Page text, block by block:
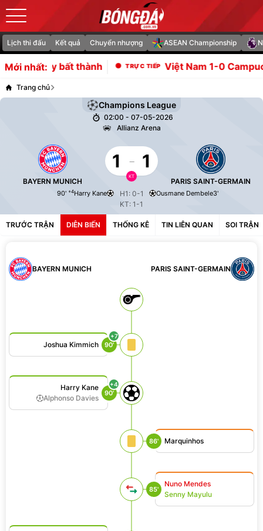
Lịch thi đấu Kết quả Chuyển nhượng ASEAN Championship
Mới nhất:
bất thành Việt Nam 1-0 Campuchia: Đình
Trang chủ
Champions League
02:00 - 07-05-2026
Allianz Arena
BAYERN MUNICH
1 - 1
KT
PARIS SAINT-GERMAIN
Harry Kane
90' +4
H1: 0-1
KT: 1-1
Ousmane Dembele3'
TRƯỚC TRẬN DIỄN BIẾN THỐNG KÊ TIN LIÊN QUAN SOI TRẬN
BAYERN MUNICH PARIS SAINT-GERMAIN
85'
Nuno Mendes
Senny Mayulu
86' Marquinhos
90'
+4
Harry Kane
Alphonso Davies
90'
+7
Joshua Kimmich